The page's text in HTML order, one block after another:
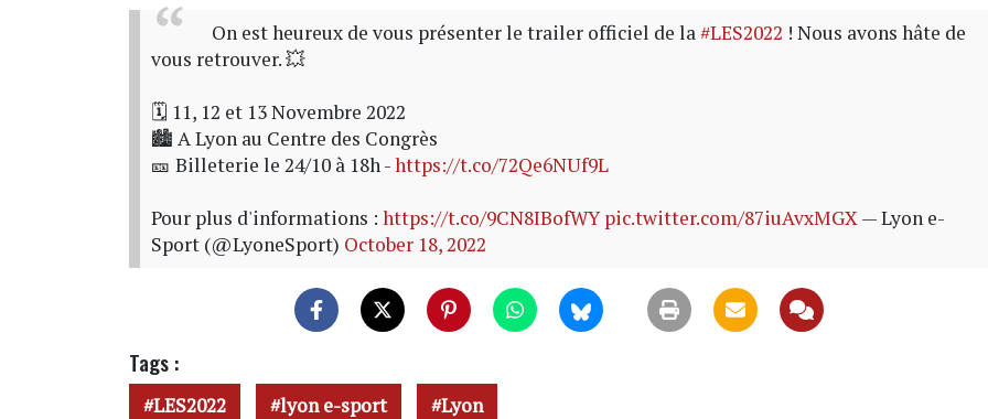
On est heureux de vous présenter le trailer officiel de la#LES2022 ! Nous avons hâte de
vous retrouver. 💥
🗓 11, 12 et 13 Novembre 2022
🏙 A Lyon au Centre des Congrès
🎫 Billeterie le 24/10 à 18h -https://t.co/72Qe6NUf9L
Pour plus d'informations : https://t.co/9CN8IBofWY pic.twitter.com/87iuAvxMGX— Lyon e-
Sport (@LyoneSport) October 18, 2022
Tags :
LES2022 lyon e-sport Lyon